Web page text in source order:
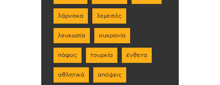
λάρνακα λεμεσός
λευκωσία ουκρανία
πάφος τουρκία ένθετα
αθλητικά απόψεις